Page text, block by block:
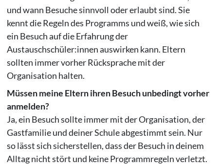
und wann Besuche sinnvoll oder erlaubt sind. Sie
kennt die Regeln des Programms und weiß, wie sich
ein Besuch auf die Erfahrung der
Austauschschüler:innen auswirken kann. Eltern
sollten immer vorher Rücksprache mit der
Organisation halten.
Müssen meine Eltern ihren Besuch unbedingt vorher
anmelden?
Ja, ein Besuch sollte immer mit der Organisation, der
Gastfamilie und deiner Schule abgestimmt sein. Nur
so lässt sich sicherstellen, dass der Besuch in deinem
Alltag nicht stört und keine Programmregeln verletzt.